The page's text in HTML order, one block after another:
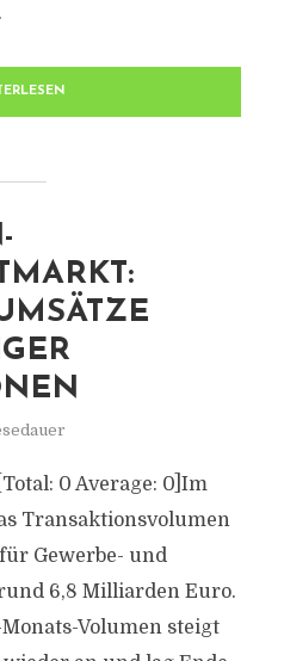
0 Average: 0]Im
Transaktionsvolumen
Gewerbe- und
6,8 Milliarden Euro.
Volumen steigt